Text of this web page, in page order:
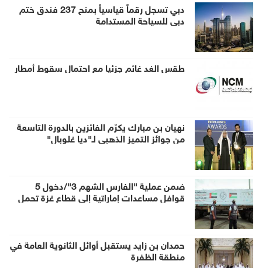
دبي تسجل رقماً قياسياً بمنح 237 فندق ختم
دبي للسياحة المستدامة
طقس الغد غائم جزئيا مع احتمال سقوط أمطار
نهيان بن مبارك يكرّم الفائزين بالدورة التاسعة
من جوائز التميز الذهبي لـ"ديا غلوبال"
ضمن عملية "الفارس الشهم 3"/دخول 5
قوافل مساعدات إماراتية إلى قطاع غزة تحمل
حمدان بن زايد يستقبل أوائل الثانوية العامة في
منطقة الظفرة